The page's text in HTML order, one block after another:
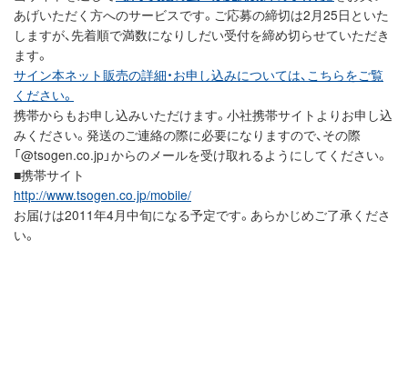
あげいただく方へのサービスです。ご応募の締切は2月25日といた
しますが、先着順で満数になりしだい受付を締め切らせていただき
ます。
サイン本ネット販売の詳細・お申し込みについては、こちらをご覧
ください。
携帯からもお申し込みいただけます。小社携帯サイトよりお申し込
みください。発送のご連絡の際に必要になりますので、その際
「@tsogen.co.jp」からのメールを受け取れるようにしてください。
■携帯サイト
http://www.tsogen.co.jp/mobile/
お届けは2011年4月中旬になる予定です。あらかじめご了承くださ
い。